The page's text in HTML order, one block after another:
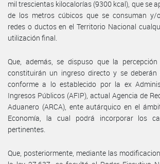
mil trescientas kilocalorías (9300 kcal), que se
de los metros cúbicos que se consuman y/
redes o ductos en el Territorio Nacional
utilización final.
Que, además, se dispuso que la
constituirán un ingreso directo y se deberán
conforme a lo establecido por la ex
Ingresos Públicos (AFIP), actual Agencia de
Aduanero (ARCA), ente autárquico en el
Economía, la cual podrá incorporar los
pertinentes.
Que, posteriormente, mediante las